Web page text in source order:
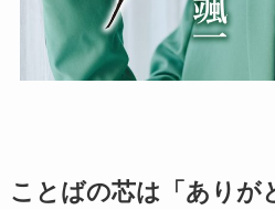
ことばの芯は「ありが